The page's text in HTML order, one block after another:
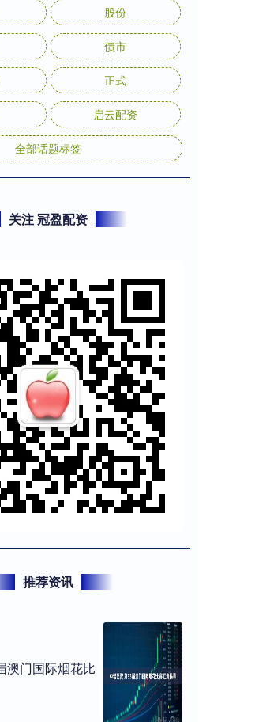
股份
债市
正式
启云配资
全部话题标签
关注 冠盈配资
推荐资讯
澳门国际烟花比